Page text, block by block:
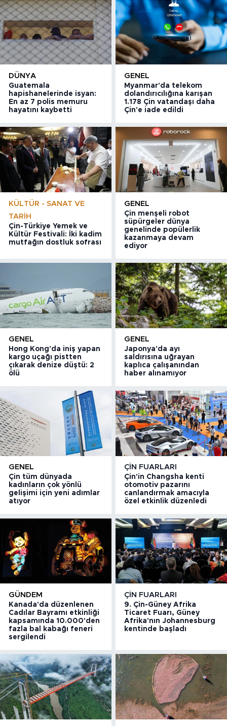
DÜNYA
Guatemala
hapishanelerinde isyan:
En az 7 polis memuru
hayatını kaybetti
GENEL
Myanmar'da telekom
dolandırıcılığına karışan
1.178 Çin vatandaşı daha
Çin'e iade edildi
KÜLTÜR - SANAT VE
TARIH
Çin-Türkiye Yemek ve
Kültür Festivali: İki kadim
mutfağın dostluk sofrası
GENEL
Çin menşeli robot
süpürgeler dünya
genelinde popülerlik
kazanmaya devam
ediyor
GENEL
Hong Kong'da iniş yapan
kargo uçağı pistten
çıkarak denize düştü: 2
ölü
GENEL
Japonya'da ayı
saldırısına uğrayan
kaplıca çalışanından
haber alınamıyor
GENEL
Çin tüm dünyada
kadınların çok yönlü
gelişimi için yeni adımlar
atıyor
ÇIN FUARLARI
Çin'in Changsha kenti
otomotiv pazarını
canlandırmak amacıyla
özel etkinlik düzenledi
GÜNDEM
Kanada'da düzenlenen
Cadılar Bayramı etkinliği
kapsamında 10.000'den
fazla bal kabağı feneri
sergilendi
ÇIN FUARLARI
9. Çin-Güney Afrika
Ticaret Fuarı, Güney
Afrika'nın Johannesburg
kentinde başladı